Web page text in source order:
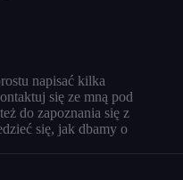
napisać kilka
się ze mną pod
do zapoznania się z
się, jak dbamy o